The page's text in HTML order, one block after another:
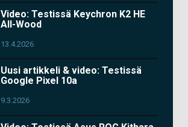
Video: Testissä Keychron K2 HE
All-Wood
13.4.2026
Uusi artikkeli & video: Testissä
Google Pixel 10a
9.3.2026